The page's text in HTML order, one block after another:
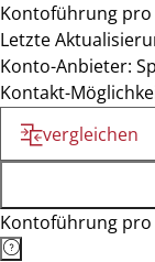
Kontoführung
Letzte
Konto-Anbieter:
Kontakt-
vergleichen
Kontoführung